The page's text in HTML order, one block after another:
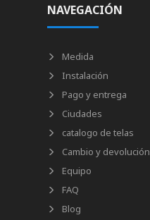
NAVEGACIÓN
Medida
Instalación
Pago y entrega
Ciudades
catalogo de telas
Cambio y devolución
Equipo
FAQ
Blog